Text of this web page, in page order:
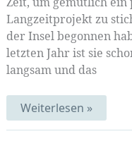
Langzeitprojekt zu
der Insel begonnen
letzten Jahr ist sie
langsam und das
Schon
wieder
vorbei…
Weiterlesen »